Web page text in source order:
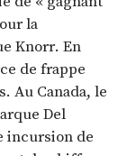
la
Knorr. En
de frappe
Au Canada, le
Del
incursion de